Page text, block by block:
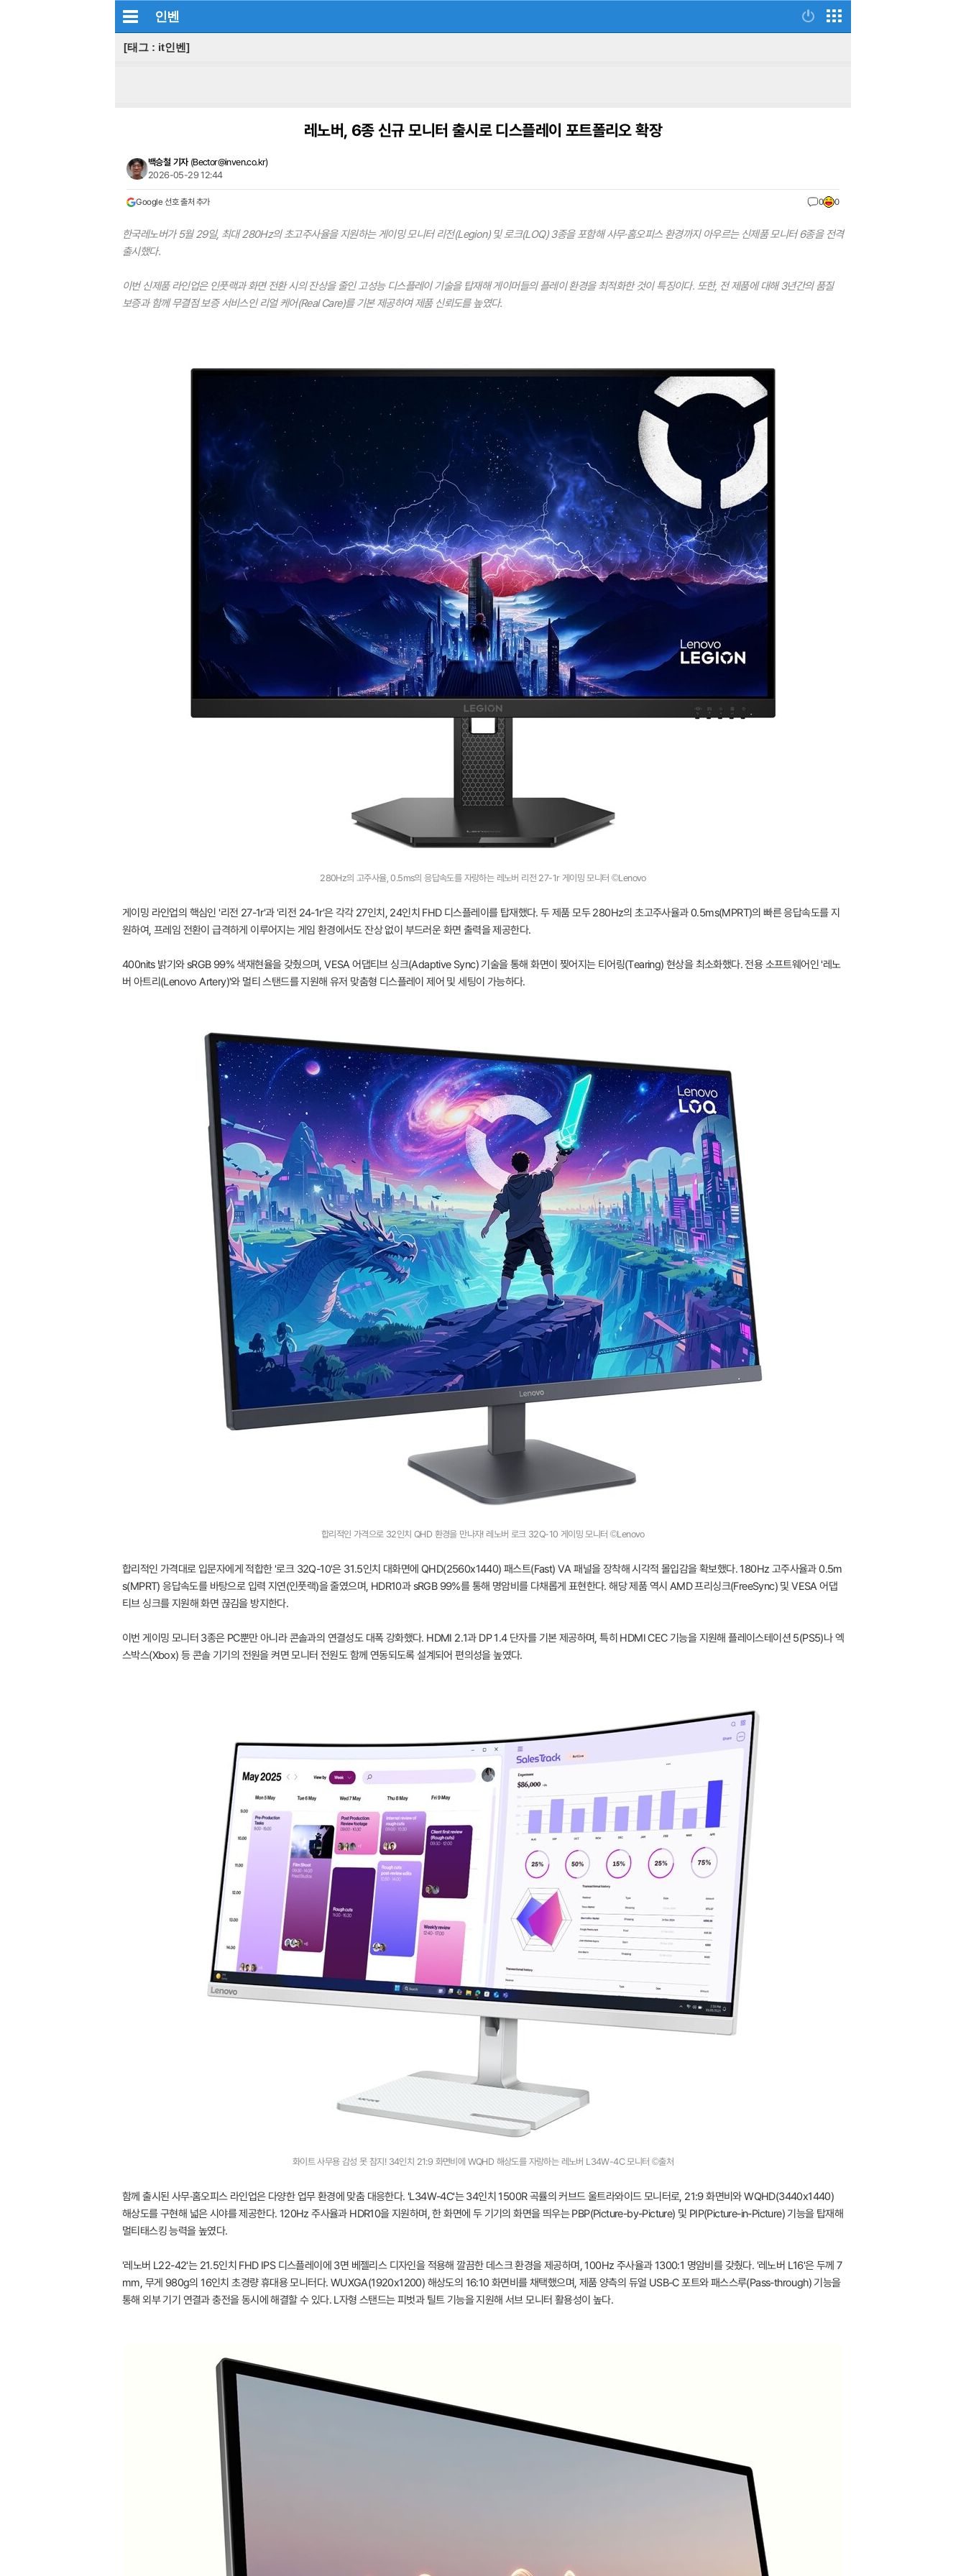
인벤
[태그 : it인벤]
레노버, 6종 신규 모니터 출시로 디스플레이 포트폴리오 확장
백승철 기자 (Bector@inven.co.kr)
2026-05-29 12:44
Google 선호 출처 추가 0 0
한국레노버가 5월 29일, 최대 280Hz의 초고주사율을 지원하는 게이밍 모니터 리전(Legion) 및 로크(LOQ) 3종을 포함해 사무·홈오피스 환경까지 아우르는 신제품 모니터 6종을 전격
출시했다.
이번 신제품 라인업은 인풋랙과 화면 전환 시의 잔상을 줄인 고성능 디스플레이 기술을 탑재해 게이머들의 플레이 환경을 최적화한 것이 특징이다. 또한, 전 제품에 대해 3년간의 품질
보증과 함께 무결점 보증 서비스인 리얼 케어(Real Care)를 기본 제공하여 제품 신뢰도를 높였다.
280Hz의 고주사율, 0.5ms의 응답속도를 자랑하는 레노버 리전 27-1r 게이밍 모니터 ©Lenovo
게이밍 라인업의 핵심인 '리전 27-1r'과 '리전 24-1r'은 각각 27인치, 24인치 FHD 디스플레이를 탑재했다. 두 제품 모두 280Hz의 초고주사율과 0.5ms(MPRT)의 빠른 응답속도를 지
원하여, 프레임 전환이 급격하게 이루어지는 게임 환경에서도 잔상 없이 부드러운 화면 출력을 제공한다.
400nits 밝기와 sRGB 99% 색재현율을 갖췄으며, VESA 어댑티브 싱크(Adaptive Sync) 기술을 통해 화면이 찢어지는 티어링(Tearing) 현상을 최소화했다. 전용 소프트웨어인 '레노
버 아트리(Lenovo Artery)'와 멀티 스탠드를 지원해 유저 맞춤형 디스플레이 제어 및 세팅이 가능하다.
합리적인 가격으로 32인치 QHD 환경을 만나자! 레노버 로크 32Q-10 게이밍 모니터 ©Lenovo
합리적인 가격대로 입문자에게 적합한 '로크 32Q-10'은 31.5인치 대화면에 QHD(2560x1440) 패스트(Fast) VA 패널을 장착해 시각적 몰입감을 확보했다. 180Hz 고주사율과 0.5m
s(MPRT) 응답속도를 바탕으로 입력 지연(인풋랙)을 줄였으며, HDR10과 sRGB 99%를 통해 명암비를 다채롭게 표현한다. 해당 제품 역시 AMD 프리싱크(FreeSync) 및 VESA 어댑
티브 싱크를 지원해 화면 끊김을 방지한다.
이번 게이밍 모니터 3종은 PC뿐만 아니라 콘솔과의 연결성도 대폭 강화했다. HDMI 2.1과 DP 1.4 단자를 기본 제공하며, 특히 HDMI CEC 기능을 지원해 플레이스테이션 5(PS5)나 엑
스박스(Xbox) 등 콘솔 기기의 전원을 켜면 모니터 전원도 함께 연동되도록 설계되어 편의성을 높였다.
화이트 사무용 감성 못 참지! 34인치 21:9 화면비에 WQHD 해상도를 자랑하는 레노버 L34W-4C 모니터 ©출처
함께 출시된 사무·홈오피스 라인업은 다양한 업무 환경에 맞춤 대응한다. 'L34W-4C'는 34인치 1500R 곡률의 커브드 울트라와이드 모니터로, 21:9 화면비와 WQHD(3440x1440)
해상도를 구현해 넓은 시야를 제공한다. 120Hz 주사율과 HDR10을 지원하며, 한 화면에 두 기기의 화면을 띄우는 PBP(Picture-by-Picture) 및 PIP(Picture-in-Picture) 기능을 탑재해
멀티태스킹 능력을 높였다.
'레노버 L22-42'는 21.5인치 FHD IPS 디스플레이에 3면 베젤리스 디자인을 적용해 깔끔한 데스크 환경을 제공하며, 100Hz 주사율과 1300:1 명암비를 갖췄다. '레노버 L16'은 두께 7
mm, 무게 980g의 16인치 초경량 휴대용 모니터다. WUXGA(1920x1200) 해상도의 16:10 화면비를 채택했으며, 제품 양측의 듀얼 USB-C 포트와 패스스루(Pass-through) 기능을
통해 외부 기기 연결과 충전을 동시에 해결할 수 있다. L자형 스탠드는 피벗과 틸트 기능을 지원해 서브 모니터 활용성이 높다.